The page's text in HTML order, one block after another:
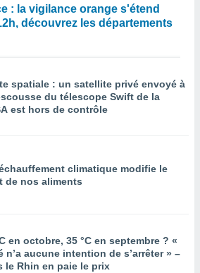
: la vigilance orange s'étend
découvrez les départements
spatiale : un satellite privé envoyé à
du télescope Swift de la
est hors de contrôle
climatique modifie le
de nos aliments
en octobre, 35 °C en septembre ? «
n’a aucune intention de s’arrêter » –
le Rhin en paie le prix